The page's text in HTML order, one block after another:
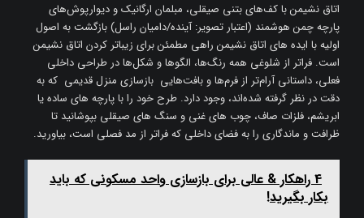
اتاق نشیمن با کف‌های بتنی صیقلی، مبلمان ارگانیک و دیوارپوش‌های
پارچه چمن هوشمند (اعتبار تصویر: آینده/دامیان راسل) بازگشت به اصول
اولیه با ایده های اتاق نشیمن راهی مطمئن برای زیباتر کردن اتاق نشیمن
است. فراتر از شلوغی همه رنگ‌ها، الگوها و شکل‌ها در طراحی داخلی
فعلی، داستانی آرام‌تر از فرم‌ها و بافت‌هایی بازسازی منزل قدیمی که به
دقت در نظر گرفته شده‌اند، وجود دارد. طرح خود را با پارچه های ساده یا
ابریشم، فلزات صاف، چوب های غنی و سنگ های صیقلی بپوشانید تا
ظرافت و ماندگاری را به فضای داخلی که فراتر از مد فصلی است، بیاورید.
4 راهکار & عالی برای بازسازی واحد مسکونی که باید
بکار بگیرید!